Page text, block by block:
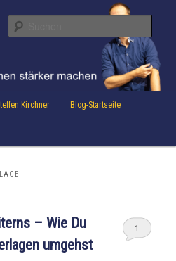
Steffen Kirchner
Kirchner Blog-Startseite
– Wie Du
umgehst
1